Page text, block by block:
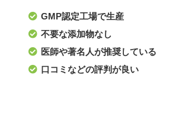
GMP認定工場で生産
不要な添加物なし
医師や著名人が推奨している
口コミなどの評判が良い